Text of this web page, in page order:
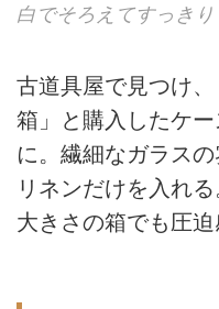
白でそろえてすっきり
古道具屋で見つけ
箱」と購入したケ
に。繊細なガラス
リネンだけを入れ
大きさの箱でも圧迫